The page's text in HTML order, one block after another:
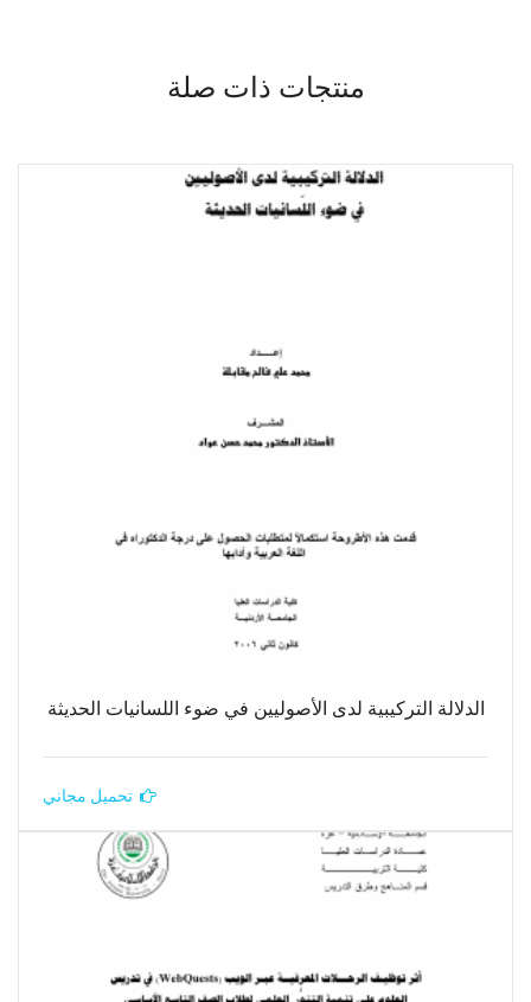
منتجات ذات صلة
الدلالة التركيبية لدى الأصوليين في ضوء اللسانيات الحديثة
تحميل مجاني